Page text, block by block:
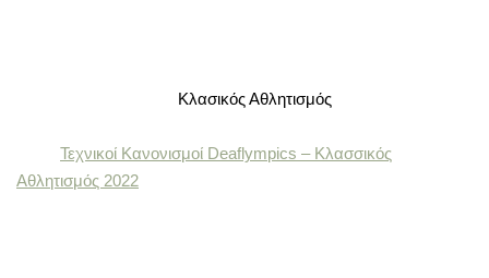
Κλασικός Αθλητισμός
Τεχνικοί Κανονισμοί Deaflympics – Κλασσικός
Αθλητισμός 2022